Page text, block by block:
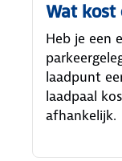
Wat kost
Heb je een
laadpunt
laadpaal
afhankelijk.